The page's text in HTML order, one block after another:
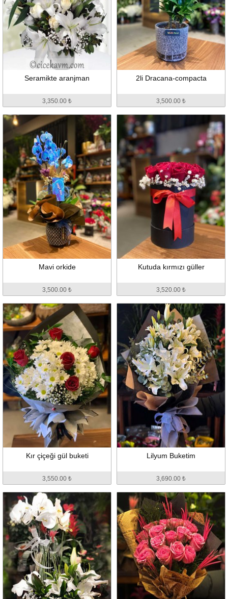
Seramikte aranjman
3,350.00 ₺
2li Dracana-compacta
3,500.00 ₺
Mavi orkide
3,500.00 ₺
Kutuda kırmızı güller
3,520.00 ₺
Kır çiçeği gül buketi
3,550.00 ₺
Lilyum Buketim
3,690.00 ₺